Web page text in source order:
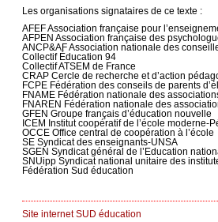
Les organisations signataires de ce texte :
AFEF Association française pour
AFPEN Association française des
ANCP&AF Association nationale des
Collectif Éducation 94
Collectif ATSEM de France
CRAP Cercle de recherche et d’action
FCPE Fédération des conseils de parents
FNAME Fédération nationale des
FNAREN Fédération nationale des
GFEN Groupe français d’éducation nouvelle
ICEM Institut coopératif de l’école moderne-
OCCE Office central de coopération à l’école
SE Syndicat des enseignants-UNSA
SGEN Syndicat général de l’Education
SNUipp Syndicat national unitaire des
Fédération Sud éducation
Site internet SUD éducation